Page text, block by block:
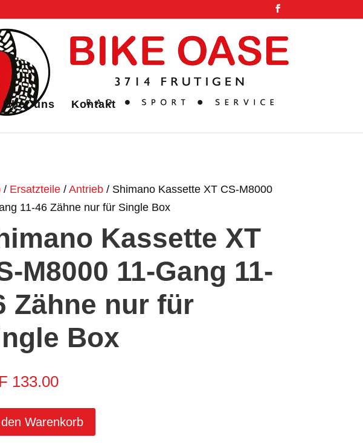
Über uns Kontakt
/ Ersatzteile/ Antrieb/ Shimano Kassette XT CS-M8000
11-46 Zähne nur für Single Box
Kassette XT
M8000 11-Gang 11-
Zähne nur für
Box
133.00
Warenkorb